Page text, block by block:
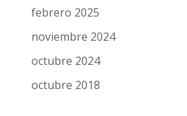
febrero 2025
noviembre 2024
octubre 2024
octubre 2018